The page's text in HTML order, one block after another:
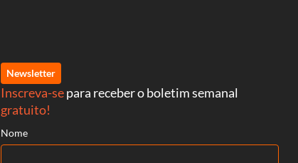
Newsletter
Inscreva-separa receber o boletim semanal
gratuito!
Nome